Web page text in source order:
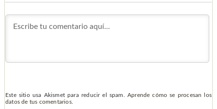
Este sitio usa Akismet para reducir el spam. Aprende cómo se procesan los
datos de tus comentarios.